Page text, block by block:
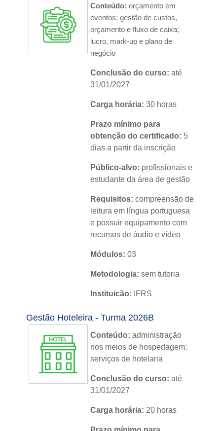
Idioma: português
Conteúdo:orçamento em
eventos; gestão de custos,
orçamento e fluxo de caixa;
lucro, mark-up e plano de
negócio
Conclusão do curso: até
31/01/2027
Carga horária: 30 horas
Prazo mínimo para
obtenção do certificado: 5
dias a partir da inscrição
Público-alvo: profissionais e
estudante da área de gestão
Requisitos: compreensão de
leitura em língua portuguesa
e possuir equipamento com
recursos de áudio e vídeo
Módulos: 03
Metodologia: sem tutoria
Instituição: IFRS
Nível: básico
Idioma:português
Gestão Hoteleira - Turma 2026B
Conteúdo:administração
nos meios de hospedagem;
serviços de hotelaria
Conclusão do curso: até
31/01/2027
Carga horária: 20 horas